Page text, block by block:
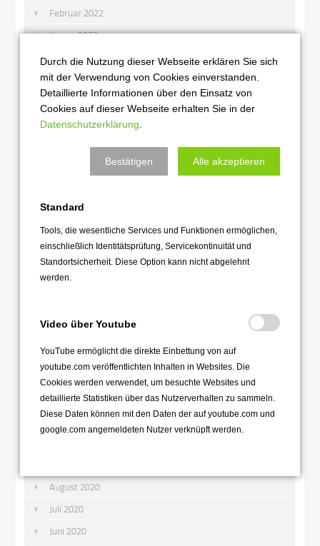
Februar 2022
Januar 2022
2021
Dezember 2021
September 2021
Juli 2021
Juni 2021
Mai 2021
April 2021
2020
Dezember 2020
November 2020
August 2020
Juli 2020
Juni 2020
Durch die Nutzung dieser Webseite erklären Sie sich
mit der Verwendung von Cookies einverstanden.
Detaillierte Informationen über den Einsatz von
Cookies auf dieser Webseite erhalten Sie in der
Datenschutzerklärung
Bestätigen Alle akzeptieren
Standard
Tools, die wesentliche Services und Funktionen ermöglichen,
einschließlich Identitätsprüfung, Servicekontinuität und
Standortsicherheit. Diese Option kann nicht abgelehnt
werden.
Video über Youtube
YouTube ermöglicht die direkte Einbettung von auf
youtube.com veröffentlichten Inhalten in Websites. Die
Cookies werden verwendet, um besuchte Websites und
detaillierte Statistiken über das Nutzerverhalten zu sammeln.
Diese Daten können mit den Daten der auf youtube.com und
google.com angemeldeten Nutzer verknüpft werden.